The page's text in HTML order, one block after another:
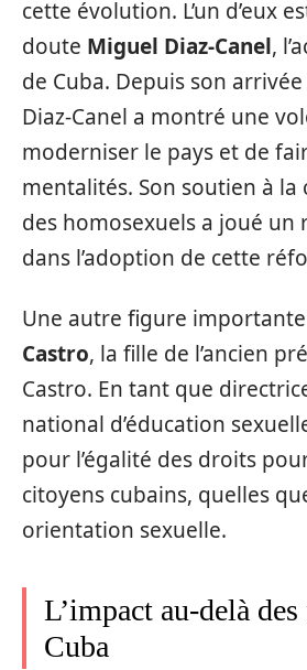
cette évolution. L’un d’eux
doute Miguel Diaz-Canel,
de Cuba. Depuis son
Diaz-Canel a montré une
moderniser le pays et de
mentalités. Son soutien à la
des homosexuels a joué
dans l’adoption de cette
Une autre figure
Castro, la fille de l’ancien
Castro. En tant que
national d’éducation
pour l’égalité des droits
citoyens cubains, quelles
orientation sexuelle.
L’impact au-delà
Cuba